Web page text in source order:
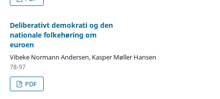
Deliberativt demokrati og den
nationale folkehøring om
euroen
Vibeke Normann Andersen, Kasper Møller Hansen
78-97
PDF